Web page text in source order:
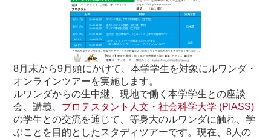
8月末から9月頭にかけて、本学学生を対象にルワンダ・
オンラインツアーを実施します。
ルワンダからの生中継、現地で働く本学学生との座談
会、講義、 プロテスタント人文・社会科学大学 (PIASS)
の学生との交流を通じて、等身大のルワンダに触れ、学
ぶことを目的としたスタディツアーです。現在、8人の